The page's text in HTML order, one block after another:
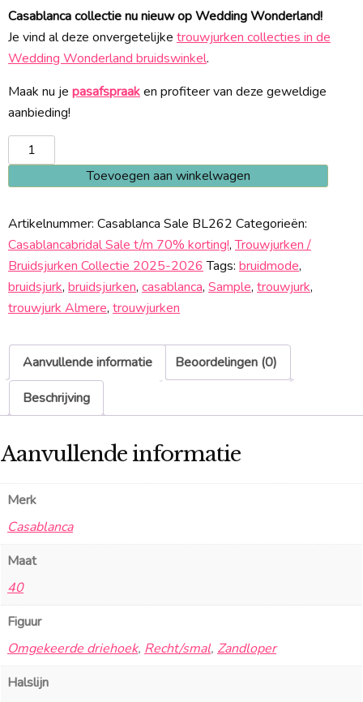
Casablanca collectie nu nieuw op Wedding Wonderland!
Je vind al deze onvergetelijke trouwjurken collecties in de
Wedding Wonderland bruidswinkel.
Maak nu je pasafspraaken profiteer van deze geweldige
aanbieding!
Casablanca
BL262
Sale
Toevoegen aan winkelwagen
Artikelnummer: Casablanca Sale BL262 Categorieën:
Casablancabridal Sale t/m 70% korting!,Trouwjurken /
Bruidsjurken Collectie 2025-2026Tags: bruidmode,
bruidsjurk, bruidsjurken, casablanca, Sample, trouwjurk,
trouwjurk Almere, trouwjurken
Aanvullende informatie
Beoordelingen (0)
Beschrijving
Aanvullende informatie
Merk
Casablanca
Maat
40
Figuur
Omgekeerde driehoek, Recht/smal, Zandloper
Halslijn